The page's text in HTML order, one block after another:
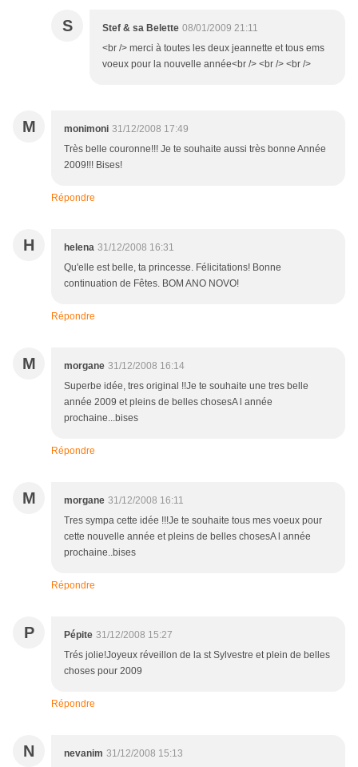
S Stef & sa Belette 08/01/2009 21:11
<br /> merci à toutes les deux jeannette et tous ems
voeux pour la nouvelle année<br /> <br /> <br />
M monimoni 31/12/2008 17:49
Très belle couronne!!! Je te souhaite aussi très bonne Année
2009!!! Bises!
Répondre
H helena 31/12/2008 16:31
Qu'elle est belle, ta princesse. Félicitations! Bonne
continuation de Fêtes. BOM ANO NOVO!
Répondre
M morgane 31/12/2008 16:14
Superbe idée, tres original !!Je te souhaite une tres belle
année 2009 et pleins de belles chosesA l année
prochaine...bises
Répondre
M morgane 31/12/2008 16:11
Tres sympa cette idée !!!Je te souhaite tous mes voeux pour
cette nouvelle année et pleins de belles chosesA l année
prochaine..bises
Répondre
P Pépite 31/12/2008 15:27
Trés jolie!Joyeux réveillon de la st Sylvestre et plein de belles
choses pour 2009
Répondre
N nevanim 31/12/2008 15:13